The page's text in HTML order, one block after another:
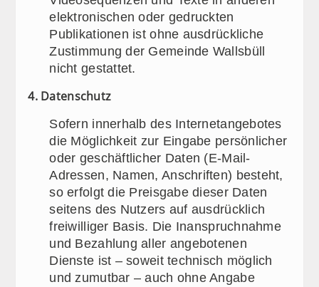
elektronischen oder gedruckten
Publikationen ist ohne ausdrückliche
Zustimmung der Gemeinde Wallsbüll
nicht gestattet.
4. Datenschutz
Sofern innerhalb des Internetangebotes
die Möglichkeit zur Eingabe persönlicher
oder geschäftlicher Daten (E-Mail-
Adressen, Namen, Anschriften) besteht,
so erfolgt die Preisgabe dieser Daten
seitens des Nutzers auf ausdrücklich
freiwilliger Basis. Die Inanspruchnahme
und Bezahlung aller angebotenen
Dienste ist – soweit technisch möglich
und zumutbar – auch ohne Angabe